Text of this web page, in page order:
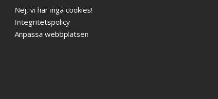
Nej, vi har inga cookies!
Integritetspolicy
Anpassa webbplatsen